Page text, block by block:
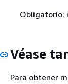
Obligatorio:
Véase
Para obtener